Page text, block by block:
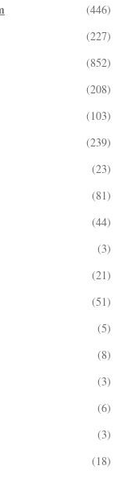
(446)
(227)
(852)
(208)
(103)
(239)
(23)
(81)
(44)
(3)
(21)
(51)
(5)
(8)
(3)
(6)
(3)
(18)